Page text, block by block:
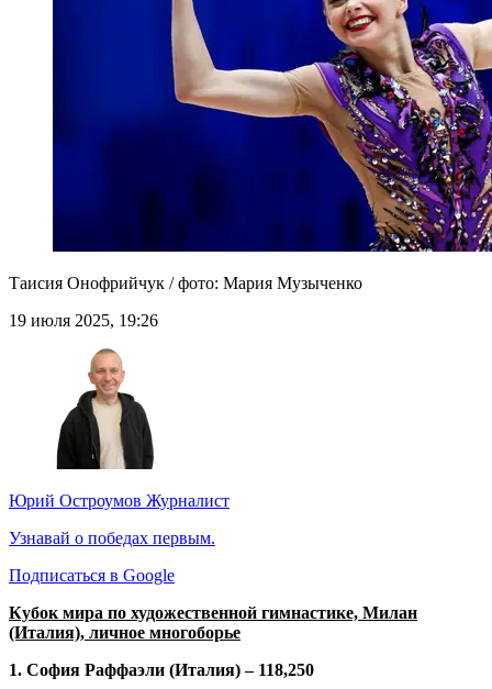
Таисия Онофрийчук / фото: Мария Музыченко
19 июля 2025, 19:26
Юрий Остроумов Журналист
Узнавай о победах первым.
Подписаться в Google
Кубок мира по художественной гимнастике, Милан
(Италия), личное многоборье
1. София Раффаэли (Италия) – 118,250